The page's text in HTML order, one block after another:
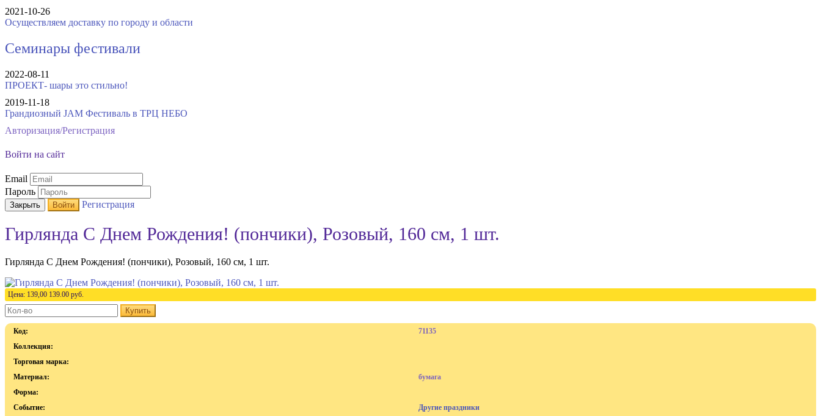
2021-10-26
Осуществляем доставку по городу и области
Семинары фестивали
2022-08-11
ПРОЕКТ- шары это стильно!
2019-11-18
Грандиозный JAM Фестиваль в ТРЦ НЕБО
Авторизация/Регистрация
Войти на сайт
Email
Пароль
Закрыть Войти Регистрация
Гирлянда С Днем Рождения! (пончики), Розовый, 160 см, 1 шт.
Гирлянда С Днем Рождения! (пончики), Розовый, 160 см, 1 шт.
Цена: 139,00 139.00 руб.
Купить
Код:
71135
Коллекция:
Торговая марка:
Материал:
бумага
Форма:
Событие:
Другие праздники